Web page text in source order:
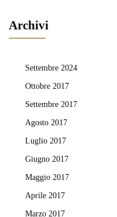
Archivi
Settembre 2024
Ottobre 2017
Settembre 2017
Agosto 2017
Luglio 2017
Giugno 2017
Maggio 2017
Aprile 2017
Marzo 2017